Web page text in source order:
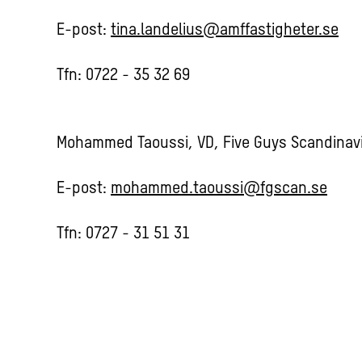
E-post: tina.landelius@amffastigheter.se
Tfn: 0722 - 35 32 69
Mohammed Taoussi, VD, Five Guys
E-post: mohammed.taoussi@fgscan.se
Tfn: 0727 - 31 51 31